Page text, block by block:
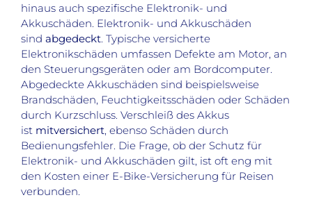
hinaus auch spezifische Elektronik- und
Akkuschäden. Elektronik- und Akkuschäden
sind abgedeckt. Typische versicherte
Elektronikschäden umfassen Defekte am Motor, an
den Steuerungsgeräten oder am Bordcomputer.
Abgedeckte Akkuschäden sind beispielsweise
Brandschäden, Feuchtigkeitsschäden oder Schäden
durch Kurzschluss. Verschleiß des Akkus
ist mitversichert, ebenso Schäden durch
Bedienungsfehler. Die Frage, ob der Schutz für
Elektronik- und Akkuschäden gilt, ist oft eng mit
den Kosten einer E-Bike-Versicherung für Reisen
verbunden.